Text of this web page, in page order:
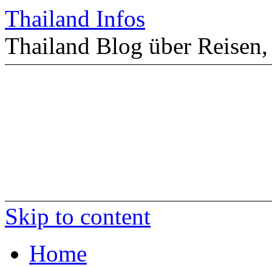
Thailand Infos
Thailand Blog über
Skip to content
Home